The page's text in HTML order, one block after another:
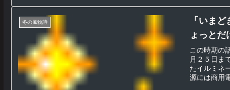
冬の風物詩
「いま
ょっとだ
この時期の
月２５日ま
たイルミネ
源には商用